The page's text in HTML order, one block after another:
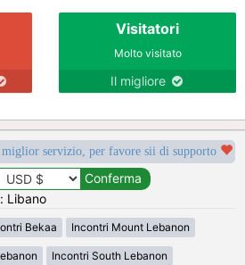
Visitatori
Molto visitato
Il migliore
servizio, per favore sii di supporto
Libano
Bekaa Incontri Mount Lebanon
Incontri South Lebanon